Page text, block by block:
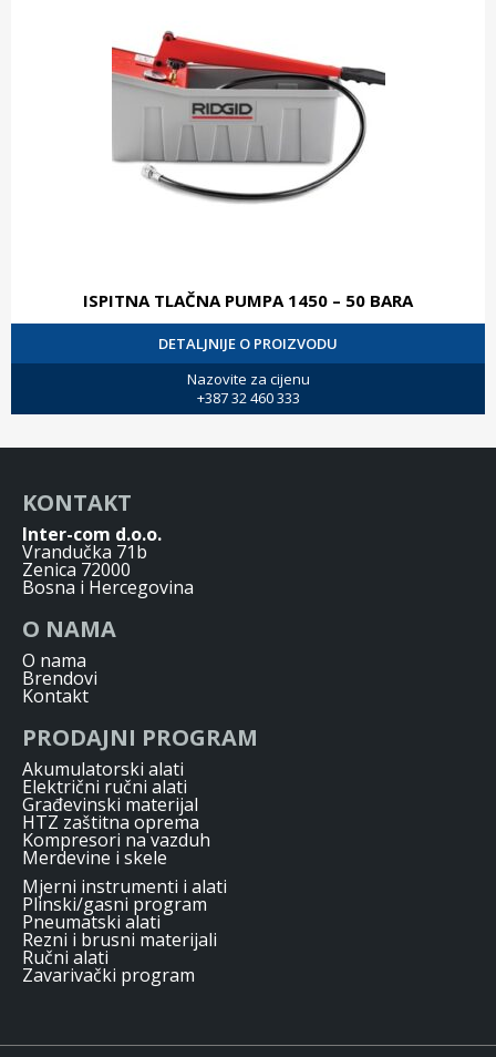
ISPITNA TLAČNA PUMPA 1450 – 50 BARA
DETALJNIJE O PROIZVODU
Nazovite za cijenu
+387 32 460 333
KONTAKT
Inter-com d.o.o.
Vrandučka 71b
Zenica 72000
Bosna i Hercegovina
O NAMA
O nama
Brendovi
Kontakt
PRODAJNI PROGRAM
Akumulatorski alati
Električni ručni alati
Građevinski materijal
HTZ zaštitna oprema
Kompresori na vazduh
Merdevine i skele
Mjerni instrumenti i alati
Plinski/gasni program
Pneumatski alati
Rezni i brusni materijali
Ručni alati
Zavarivački program